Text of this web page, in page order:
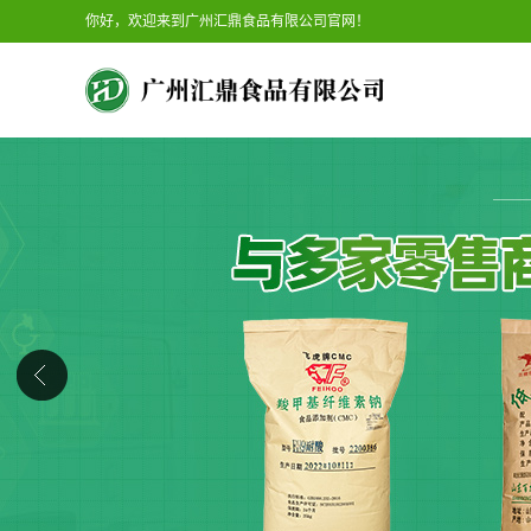
你好，欢迎来到广州汇鼎食品有限公司官网！